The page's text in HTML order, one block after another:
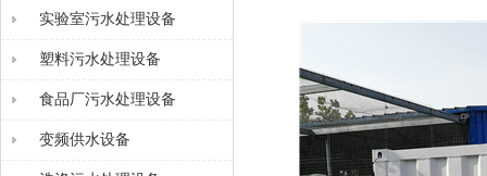
实验室污水处理设备
塑料污水处理设备
食品厂污水处理设备
变频供水设备